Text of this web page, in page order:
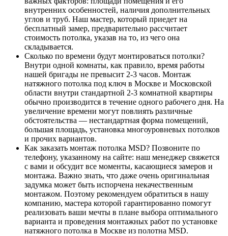
внутренних особенностей, наличия дополнительных
углов и труб. Наш мастер, который приедет на
бесплатный замер, предварительно рассчитает
стоимость потолка, указав на то, из чего она
складывается.
Сколько по времени будут монтироваться потолки?
Внутри одной комнаты, как правило, время работы
нашей бригады не превысит 2-3 часов. Монтаж
натяжного потолка под ключ в Москве и Московской
области внутри стандартной 2-3 комнатной квартиры
обычно производится в течение одного рабочего дня. На
увеличение времени могут повлиять различные
обстоятельства — нестандартная форма помещений,
большая площадь, установка многоуровневых потолков
и прочих вариантов.
Как заказать монтаж потолка MSD? Позвоните по
телефону, указанному на сайте: наш менеджер свяжется
с вами и обсудит все моменты, касающиеся замеров и
монтажа. Важно знать, что даже очень оригинальная
задумка может быть испорчена некачественным
монтажом. Поэтому рекомендуем обратиться в нашу
компанию, мастера которой гарантированно помогут
реализовать ваши мечты в плане выбора оптимального
варианта и проведения монтажных работ по установке
натяжного потолка в Москве из полотна MSD.